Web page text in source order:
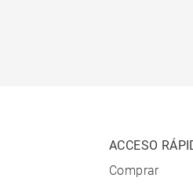
ACCESO
Comprar